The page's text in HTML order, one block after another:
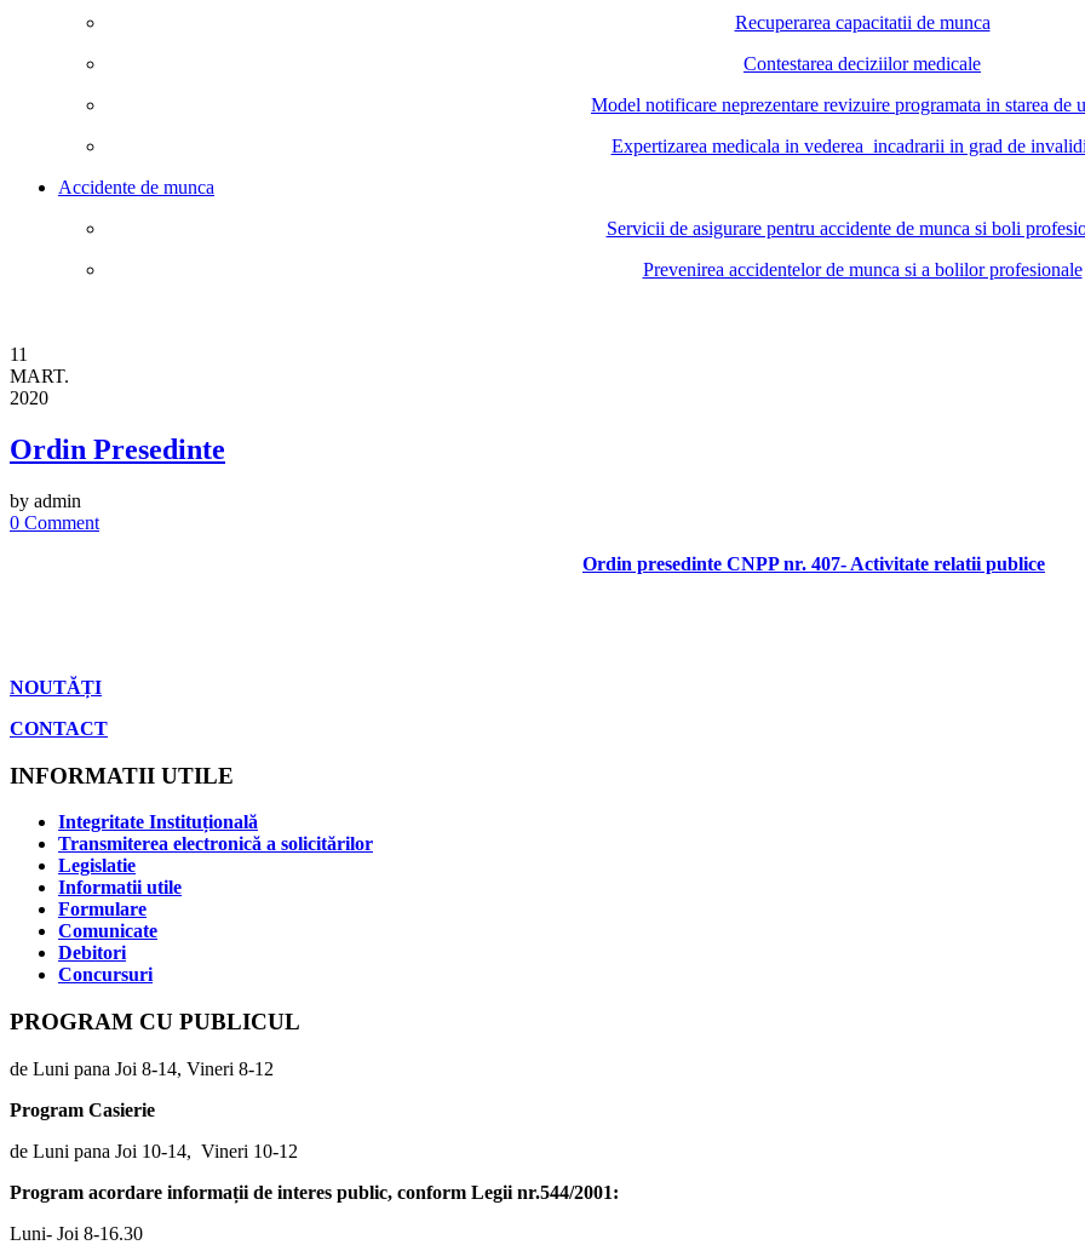
Recuperarea capacitatii de munca
Contestarea deciziilor medicale
Model notificare neprezentare revizuire programata in starea de
Expertizarea medicala in vederea incadrarii in grad de
Accidente de munca
Servicii de asigurare pentru accidente de munca si boli
Prevenirea accidentelor de munca si a bolilor profesionale
11
MART.
2020
Ordin Presedinte
by admin
0 Comment
Ordin presedinte CNPP nr. 407- Activitate relatii publice
NOUTĂȚI
CONTACT
INFORMATII UTILE
Integritate Instituțională
Transmiterea electronică a solicitărilor
Legislatie
Informatii utile
Formulare
Comunicate
Debitori
Concursuri
PROGRAM CU PUBLICUL
de Luni pana Joi 8-14, Vineri 8-12
Program Casierie
de Luni pana Joi 10-14, Vineri 10-12
Program acordare informații de interes public, conform Legii nr.544/2001:
Luni- Joi 8-16.30